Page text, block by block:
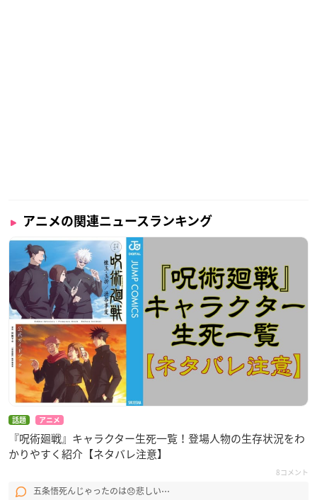
アニメの関連ニュースランキング
話題 アニメ
『呪術廻戦』キャラクター生死一覧！登場人物の生存状況をわ
かりやすく紹介【ネタバレ注意】
8コメント
五条悟死んじゃったのは😞悲しい⋯